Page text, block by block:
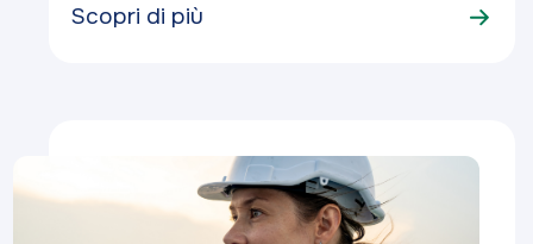
Scopri di più